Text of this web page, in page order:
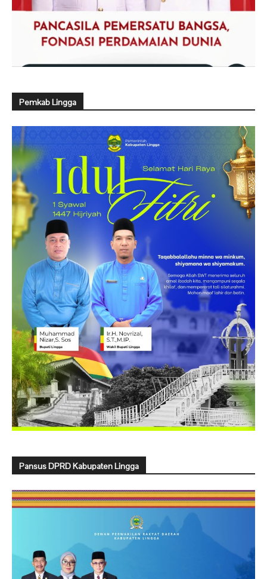
Pemkab Lingga
Pansus DPRD Kabupaten Lingga